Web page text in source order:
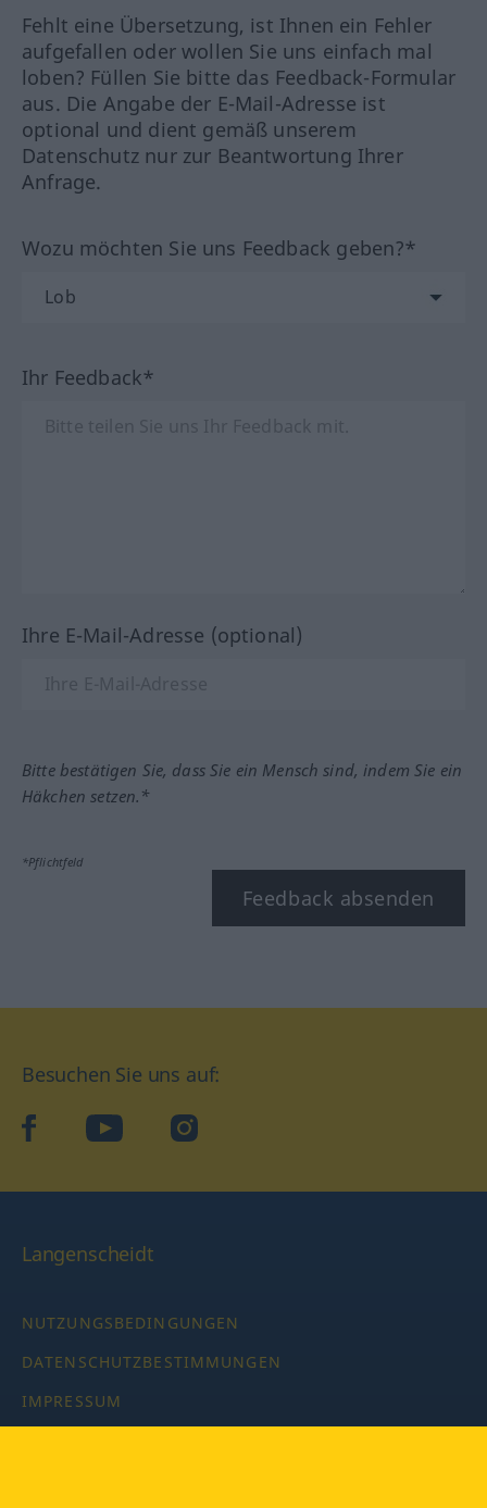
Fehlt eine Übersetzung, ist Ihnen ein Fehler
aufgefallen oder wollen Sie uns einfach mal
loben? Füllen Sie bitte das Feedback-Formular
aus. Die Angabe der E-Mail-Adresse ist
optional und dient gemäß unserem
Datenschutz nur zur Beantwortung Ihrer
Anfrage.
Wozu möchten Sie uns Feedback geben?*
Ihr Feedback*
Ihre E-Mail-Adresse (optional)
Bitte bestätigen Sie, dass Sie ein Mensch sind, indem Sie ein
Häkchen setzen.*
*Pflichtfeld
Feedback absenden
Besuchen Sie uns auf:
facebookYouTube Instagram
Langenscheidt
NUTZUNGSBEDINGUNGEN
DATENSCHUTZBESTIMMUNGEN
IMPRESSUM